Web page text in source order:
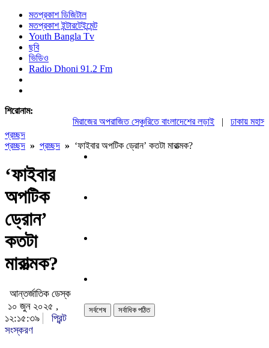
মতপ্রকাশ ডিজিটাল
মতপ্রকাশ ইন্টারটেইন্মেন্ট
Youth Bangla Tv
ছবি
ভিডিও
Radio Dhoni 91.2 Fm
শিরোনাম:
মিরাজের অপরাজিত সেঞ্চুরিতে বাংলাদেশের লড়াই| ঢাকায়
প্রচ্ছদ
প্রচ্ছদ » প্রচ্ছদ » ‘ফাইবার অপটিক ড্রোন’ কতটা মারাত্মক?
‘ফাইবার
অপটিক
ড্রোন’
কতটা
মারাত্মক?
আন্তর্জাতিক ডেস্ক
১০ জুন ২০২৫ ,
১২:১৫:৩৯
প্রিন্ট
সংস্করণ
সর্বশেষ সর্বাধিক পঠিত